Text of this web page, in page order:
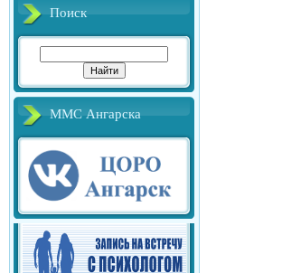
Поиск
ММС Ангарска